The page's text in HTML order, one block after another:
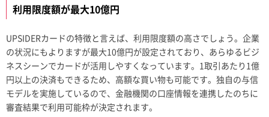
利用限度額が最大10億円
UPSIDERカードの特徴と言えば、利用限度額の高さでしょう。企業
の状況にもよりますが最大10億円が設定されており、あらゆるビジ
ネスシーンでカードが活用しやすくなっています。1取引あたり1億
円以上の決済もできるため、高額な買い物も可能です。独自の与信
モデルを実施しているので、金融機関の口座情報を連携したのちに
審査結果で利用可能枠が決定されます。